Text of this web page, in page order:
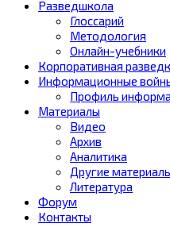
Разведшкола
Глоссарий
Методология
Онлайн-учебники
Корпоративная
Информационные
Профиль
Материалы
Видео
Архив
Аналитика
Другие
Литература
Форум
Контакты